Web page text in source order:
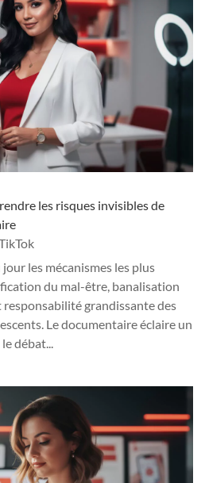
les risques invisibles de
les mécanismes les plus
du mal-être, banalisation
grandissante des
Le documentaire éclaire un
débat...